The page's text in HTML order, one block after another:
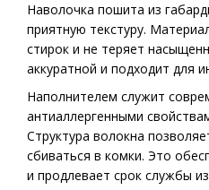
Наволочка пошита из
приятную текстуру.
стирок и не теряет
аккуратной и подходит для
Наполнителем служит
антиаллергенными
Структура волокна
сбиваться в комки. Это
и продлевает срок службы